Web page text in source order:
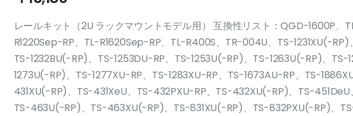
レールキット（2U ラックマウントモデル用） 互換性リスト：QGD-1600P、
R1220Sep-RP、TL-R1620Sep-RP、TL-R400S、TR-004U、TS-1231XU(-RP)
TS-1232BU(-RP)、TS-1253DU-RP、TS-1253U(-RP)、TS-1263U(-RP)、
1273U(-RP)、TS-1277XU-RP、TS-1283XU-RP、TS-1673AU-RP、TS-
431XU(-RP)、TS-431XeU、TS-432PXU-RP、TS-432XU(-RP)、TS-
TS-463U(-RP)、TS-463XU(-RP)、TS-831XU(-RP)、TS-832PXU(-RP)、